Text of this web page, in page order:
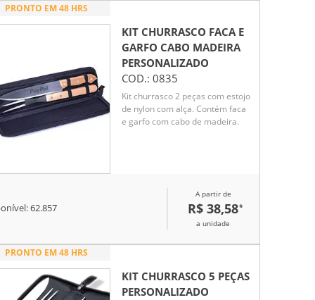
PRONTO EM 48 HRS
KIT CHURRASCO FACA E
GARFO CABO MADEIRA
PERSONALIZADO
COD.: 0835
Kit churrasco 2 peças com estojo
de nylon com alça. Contém faca
e garfo com cabo de madeira.
62.857
A partir de
R$ 38,58*
a unidade
PRONTO EM 48 HRS
KIT CHURRASCO 5 PEÇAS
PERSONALIZADO